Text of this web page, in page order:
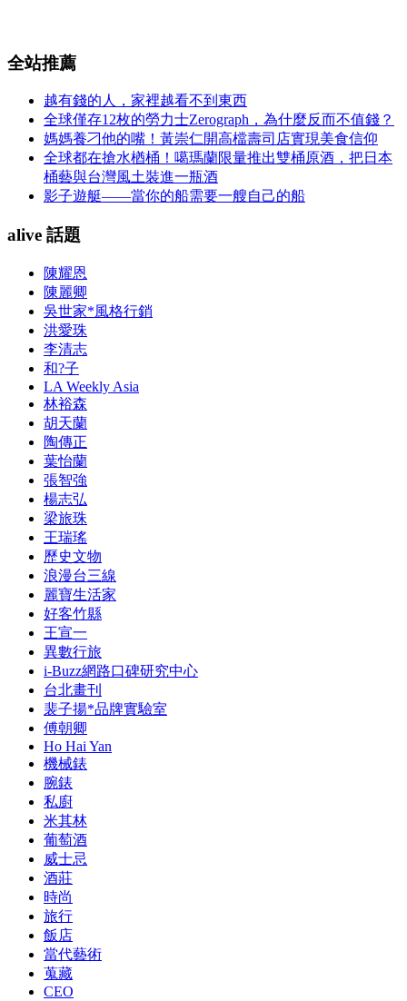
全站推薦
越有錢的人，家裡越看不到東西
全球僅存12枚的勞力士Zerograph，為什麼反而不值錢？
媽媽養刁他的嘴！黃崇仁開高檔壽司店實現美食信仰
全球都在搶水楢桶！噶瑪蘭限量推出雙桶原酒，把日本
桶藝與台灣風土裝進一瓶酒
影子遊艇——當你的船需要一艘自己的船
alive 話題
陳耀恩
陳麗卿
吳世家*風格行銷
洪愛珠
李清志
和?子
LA Weekly Asia
林裕森
胡天蘭
陶傳正
葉怡蘭
張智強
楊志弘
梁旅珠
王瑞瑤
歷史文物
浪漫台三線
麗寶生活家
好客竹縣
王宣一
異數行旅
i-Buzz網路口碑研究中心
台北畫刊
裴子揚*品牌實驗室
傅朝卿
Ho Hai Yan
機械錶
腕錶
私廚
米其林
葡萄酒
威士忌
酒莊
時尚
旅行
飯店
當代藝術
蒐藏
CEO